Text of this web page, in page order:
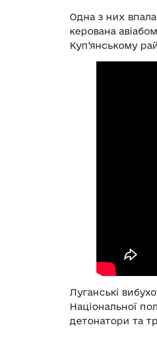
Одна з них впала
керована
Куп’янському
Луганські
Національної
детонатори та